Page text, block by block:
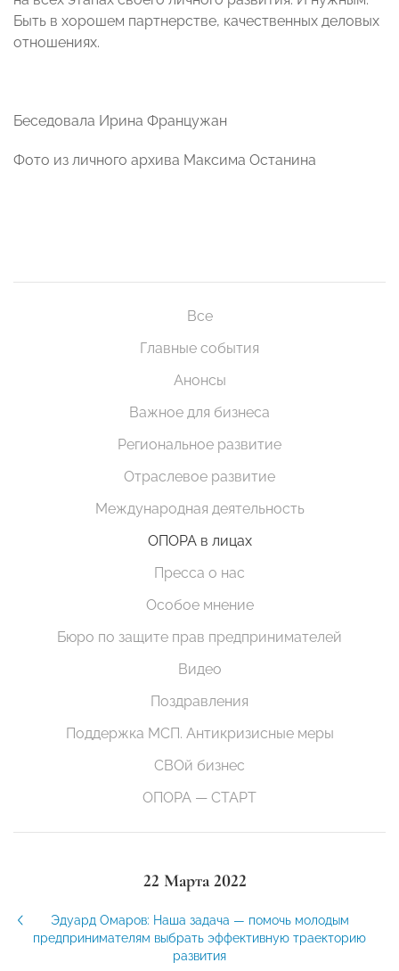
Быть в хорошем партнерстве, качественных деловых
отношениях.
Беседовала Ирина Францужан
Фото из личного архива Максима Останина
Все
Главные события
Анонсы
Важное для бизнеса
Региональное развитие
Отраслевое развитие
Международная деятельность
ОПОРА в лицах
Пресса о нас
Особое мнение
Бюро по защите прав предпринимателей
Видео
Поздравления
Поддержка МСП. Антикризисные меры
СВОй бизнес
ОПОРА — СТАРТ
22 Марта 2022
Эдуард Омаров: Наша задача — помочь молодым
предпринимателям выбрать эффективную траекторию
развития